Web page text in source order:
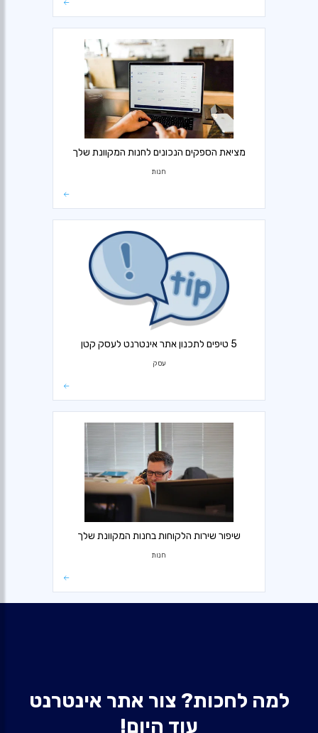
מציאת הספקים הנכונים לחנות המקוונת שלך
חנות
5 טיפים לתכנון אתר אינטרנט לעסק קטן
עסק
שיפור שירות הלקוחות בחנות המקוונת שלך
חנות
למה לחכות? צור אתר אינטרנט
עוד היום!